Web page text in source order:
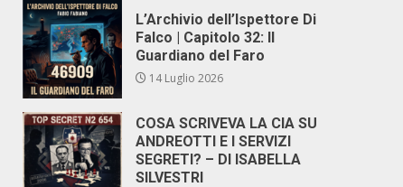
L’Archivio dell’Ispettore Di
Falco | Capitolo 32: Il
Guardiano del Faro
14 Luglio 2026
COSA SCRIVEVA LA CIA SU
ANDREOTTI E I SERVIZI
SEGRETI? – DI ISABELLA
SILVESTRI